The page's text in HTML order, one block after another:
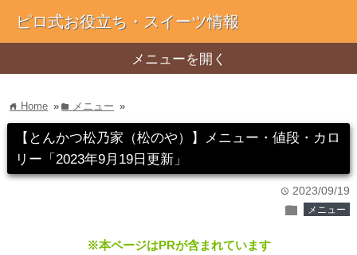
ピロ式お役立ち・スイーツ情報
メニューを開く
home Home » folder メニュー »
【とんかつ松乃家（松のや）】メニュー・値段・カロ
リー「2023年9月19日更新」
time 2023/09/19
folder メニュー
※本ページはPRが含まれています